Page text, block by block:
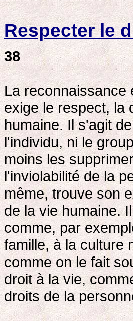
Respecter le
38
La reconnaissance
exige le respect, la
humaine. Il s'agit
l'individu, ni le
moins les
l'inviolabilité de la
même, trouve son
de la vie humaine.
comme, par
famille, à la culture
comme on le fait
droit à la vie,
droits de la